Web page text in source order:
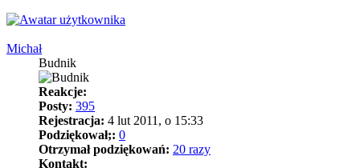
Michał
Budnik
Reakcje:
Posty: 395
Rejestracja: 4 lut 2011, o 15:33
Podziękował;: 0
Otrzymał podziękowań: 20 razy
Kontakt: